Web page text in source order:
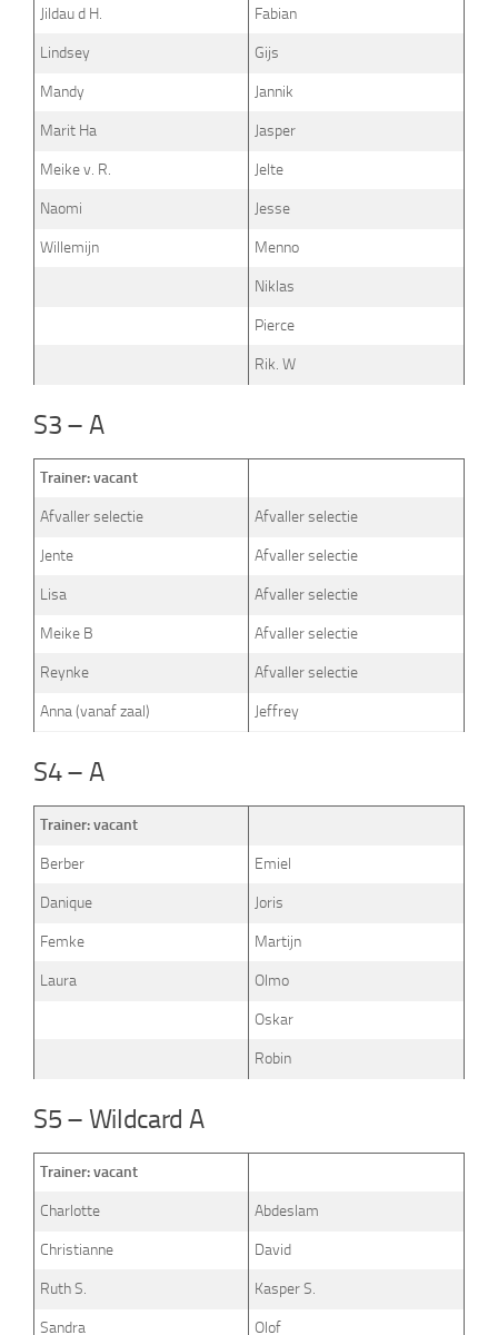
Jildau d H. Fabian
Lindsey Gijs
Mandy Jannik
Marit Ha Jasper
Meike v. R. Jelte
Naomi Jesse
Willemijn Menno
Niklas
Pierce
Rik. W
S3 – A
Trainer: vacant
Afvaller selectie Afvaller selectie
Jente Afvaller selectie
Lisa Afvaller selectie
Meike B Afvaller selectie
Reynke Afvaller selectie
Anna (vanaf zaal) Jeffrey
S4 – A
Trainer: vacant
Berber Emiel
Danique Joris
Femke Martijn
Laura Olmo
Oskar
Robin
S5 – Wildcard A
Trainer: vacant
Charlotte Abdeslam
Christianne David
Ruth S. Kasper S.
Sandra Olof